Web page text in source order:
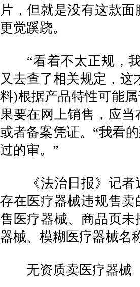
片，但就是没有这款
更觉蹊跷。
“看着不太正规，我
又去查了相关规定，
料)根据产品特性可能
果要在网上销售，应
或者备案凭证。“我看
过的审。”
《法治日报》记者
存在医疗器械违规售
售医疗器械、商品页
器械、模糊医疗器械名
无资质卖医疗器械